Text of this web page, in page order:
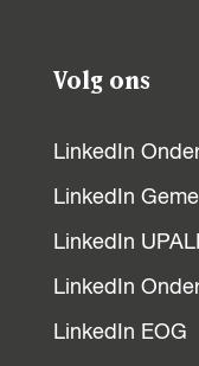
Volg ons
LinkedIn
LinkedIn
LinkedIn
LinkedIn
LinkedIn EOG